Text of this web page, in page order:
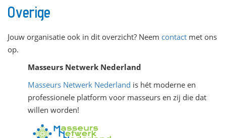
Overige
Jouw organisatie ook in dit overzicht? Neem contact met ons
op.
Masseurs Netwerk Nederland
Masseurs Netwerk Nederland is hét moderne en
professionele platform voor masseurs en zij die dat
willen worden!